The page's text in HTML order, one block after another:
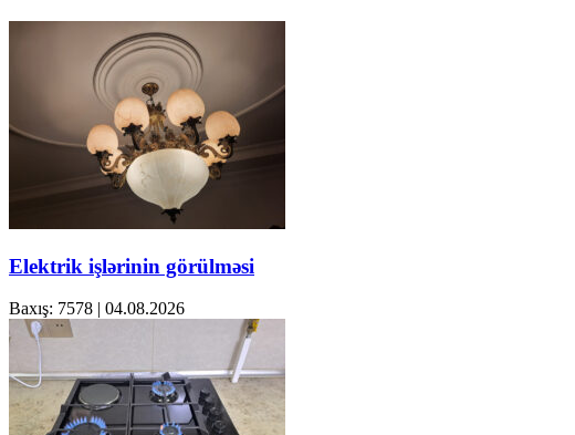
Elektrik işlərinin görülməsi
Baxış: 7578 | 04.08.2026